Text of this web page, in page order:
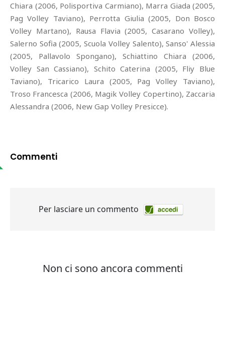
Chiara (2006, Polisportiva Carmiano), Marra Giada (2005,
Pag Volley Taviano), Perrotta Giulia (2005, Don Bosco
Volley Martano), Rausa Flavia (2005, Casarano Volley),
Salerno Sofia (2005, Scuola Volley Salento), Sanso' Alessia
(2005, Pallavolo Spongano), Schiattino Chiara (2006,
Volley San Cassiano), Schito Caterina (2005, Fliy Blue
Taviano), Tricarico Laura (2005, Pag Volley Taviano),
Troso Francesca (2006, Magik Volley Copertino), Zaccaria
Alessandra (2006, New Gap Volley Presicce).
Commenti